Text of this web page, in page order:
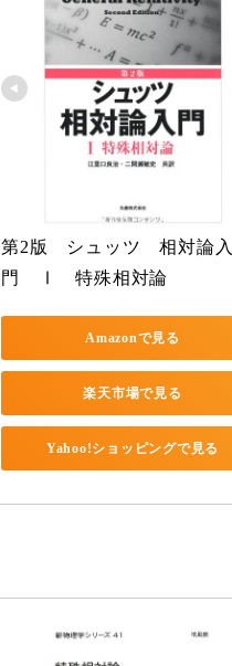
第2版　シュッツ　相対論入
門　Ⅰ　特殊相対論
Amazonで見る
楽天市場で見る
Yahoo!ショッピングで見る